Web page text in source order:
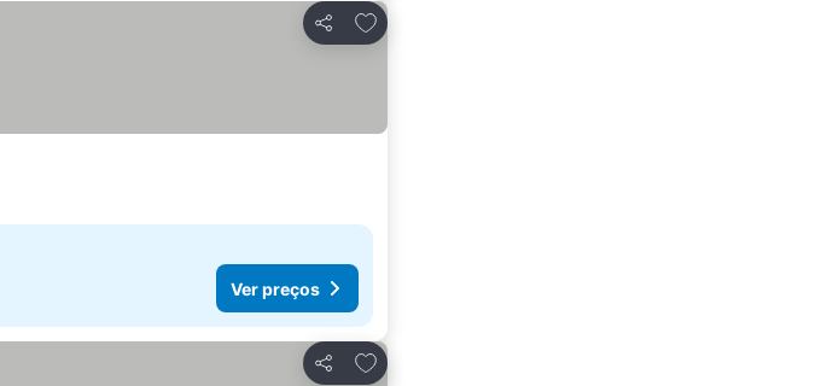
Partilhar
Adicionar aos favoritos
Ver preços
Partilhar
Adicionar aos favoritos